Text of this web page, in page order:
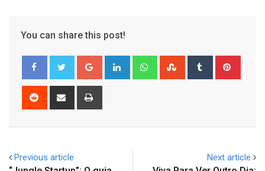
You can share this post!
Google+ LinkedIn WhatsappStumbleUpon
Tumblr
Reddit
Share
Previous article Next article